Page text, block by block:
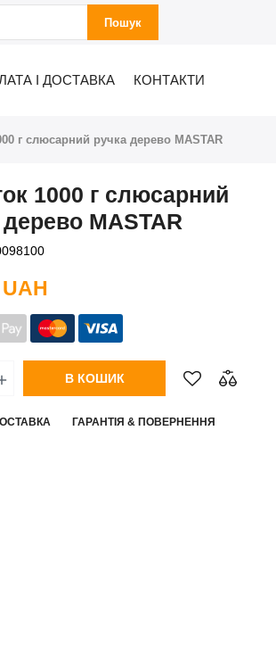
Пошук
І ДОСТАВКА КОНТАКТИ
г слюсарний ручка дерево MASTAR
1000 г слюсарний
MASTAR
В КОШИК
ГАРАНТІЯ & ПОВЕРНЕННЯ